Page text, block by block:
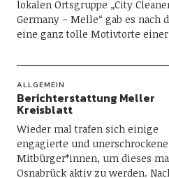
lokalen Ortsgruppe „City
Germany – Melle“ gab es nach
eine ganz tolle Motivtorte
ALLGEMEIN
Berichterstattung Meller
Kreisblatt
Wieder mal trafen sich einige
engagierte und unerschrockene
Mitbürger*innen, um dieses
Osnabrück aktiv zu werden.